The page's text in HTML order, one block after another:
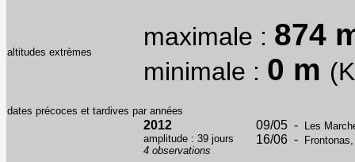
altitudes extrèmes
maximale : 874
minimale : 0 m
dates précoces et tardives par années
2012
amplitude : 39 jours
4 observations
09/05 - Les
16/06 -